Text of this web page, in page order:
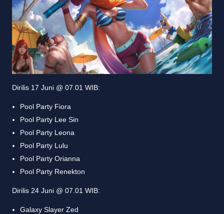
Dirilis 17 Juni @ 07.01 WIB:
Pool Party Fiora
Pool Party Lee Sin
Pool Party Leona
Pool Party Lulu
Pool Party Orianna
Pool Party Renekton
Dirilis 24 Juni @ 07.01 WIB:
Galaxy Slayer Zed